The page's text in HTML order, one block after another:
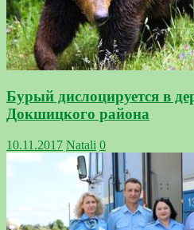
Бурый дислоцируется в
Докшицкого района
10.11.2017 Natali 0